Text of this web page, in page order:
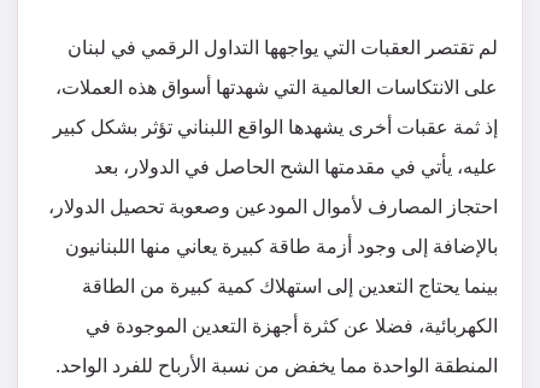
لم تقتصر العقبات التي يواجهها التداول الرقمي في لبنان
على الانتكاسات العالمية التي شهدتها أسواق هذه العملات،
إذ ثمة عقبات أخرى يشهدها الواقع اللبناني تؤثر بشكل كبير
عليه، يأتي في مقدمتها الشح الحاصل في الدولار، بعد
احتجاز المصارف لأموال المودعين وصعوبة تحصيل الدولار،
بالإضافة إلى وجود أزمة طاقة كبيرة يعاني منها اللبنانيون
بينما يحتاج التعدين إلى استهلاك كمية كبيرة من الطاقة
الكهربائية، فضلا عن كثرة أجهزة التعدين الموجودة في
المنطقة الواحدة مما يخفض من نسبة الأرباح للفرد الواحد.